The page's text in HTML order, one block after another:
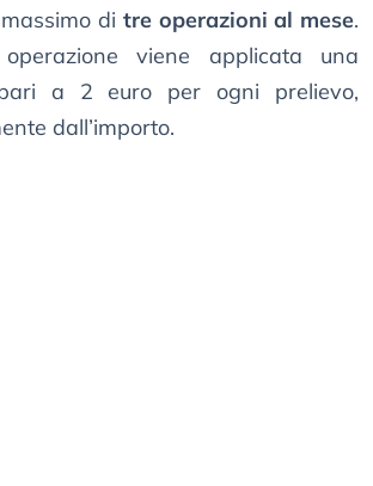
di tre operazioni al mese.
viene applicata una
pari a 2 euro per ogni prelievo,
dall’importo.